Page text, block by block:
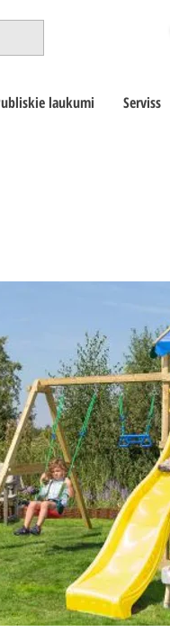
laukumi Serviss